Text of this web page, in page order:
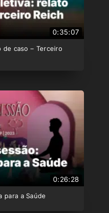
0:35:07
caso – Terceiro
0:26:28
para a Saúde